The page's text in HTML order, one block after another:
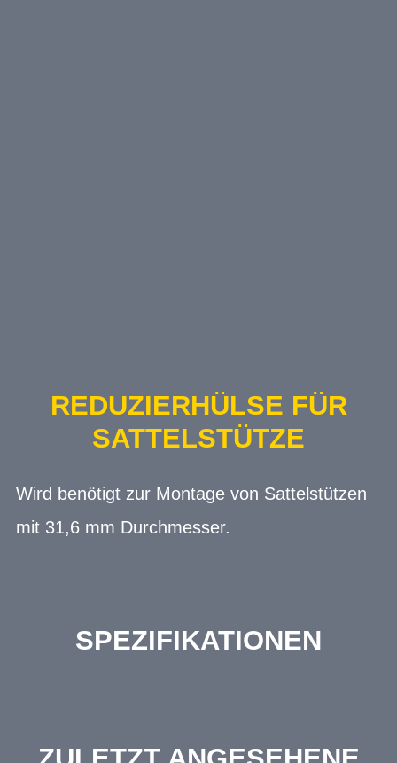
REDUZIERHÜLSE FÜR
SATTELSTÜTZE
Wird benötigt zur Montage von Sattelstützen
mit 31,6 mm Durchmesser.
SPEZIFIKATIONEN